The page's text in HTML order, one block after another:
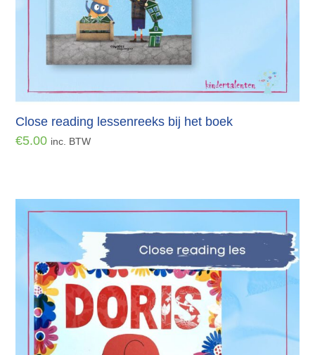
Close reading lessenreeks bij het boek
€5.00 inc. BTW